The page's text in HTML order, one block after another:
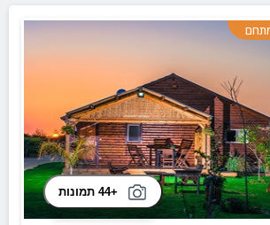
+44 תמונות